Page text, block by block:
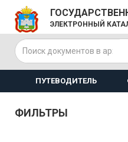
ЭЛЕКТРОННЫЙ
ПУТЕВОДИТЕЛЬ
ФИЛЬТРЫ